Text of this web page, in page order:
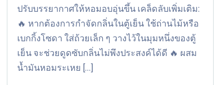
ปรับบรรยากาศให้หอมอบอุ่นขึ้น เคล็ดลับเพิ่มเติม:
🔥 หากต้องการกำจัดกลิ่นในตู้เย็น ใช้ถ่านไม้หรือ
เบกกิ้งโซดา ใส่ถ้วยเล็ก ๆ วางไว้ในมุมหนึ่งของตู้
เย็น จะช่วยดูดซับกลิ่นไม่พึงประสงค์ได้ดี 🔥 ผสม
น้ำมันหอมระเหย […]